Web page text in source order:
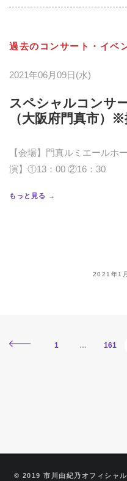
過去のコンサート・イベ
2021年06月09日(水)
スペシャルコンサ
（大阪府門真市）
【会場】門真ルミエールホ
演】①13：00 ②16：30
もっと見る →
2021年1
1 … 161
© 2019 市川由紀乃オフィシ